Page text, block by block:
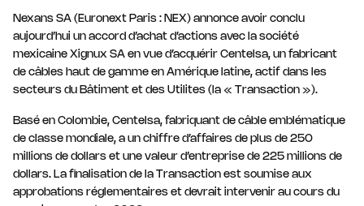
Nexans SA (Euronext Paris : NEX) annonce avoir conclu
aujourd’hui un accord d’achat d’actions avec la société
mexicaine Xignux SA en vue d’acquérir Centelsa, un fabricant
de câbles haut de gamme en Amérique latine, actif dans les
secteurs du Bâtiment et des Utilites (la « Transaction »).
Basé en Colombie, Centelsa, fabriquant de câble emblématique
de classe mondiale, a un chiffre d’affaires de plus de 250
millions de dollars et une valeur d’entreprise de 225 millions de
dollars. La finalisation de la Transaction est soumise aux
approbations réglementaires et devrait intervenir au cours du